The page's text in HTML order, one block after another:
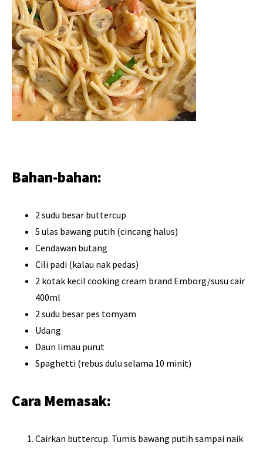
Bahan-bahan:
2 sudu besar buttercup
5 ulas bawang putih (cincang halus)
Cendawan butang
Cili padi (kalau nak pedas)
2 kotak kecil cooking cream brand Emborg/susu cair
400ml
2 sudu besar pes tomyam
Udang
Daun limau purut
Spaghetti (rebus dulu selama 10 minit)
Cara Memasak:
Cairkan buttercup. Tumis bawang putih sampai naik